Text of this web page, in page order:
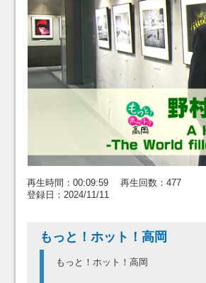
再生時間：00:09:59 再生回数：477
登録日：2024/11/11
もっと！ホット！高岡
もっと！ホット！高岡